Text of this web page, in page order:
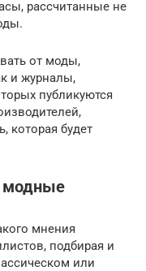
рассчитанные не
от моды,
и журналы,
публикуются
которая будет
модные
мнения
подбирая и
или